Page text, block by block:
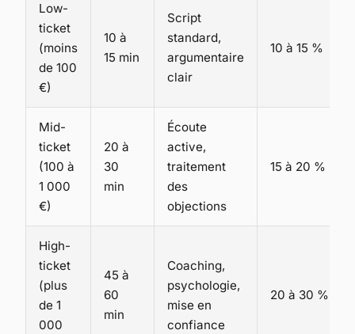
Low-
ticket
(moins
de 100
€)
10 à
15 min
Script
standard,
argumentaire
clair
10 à 15 %
Mid-
ticket
(100 à
1 000
€)
20 à
30
min
Écoute
active,
traitement
des
objections
15 à 20 %
High-
ticket
(plus
de 1
000
45 à
60
min
Coaching,
psychologie,
mise en
confiance
20 à 30 %